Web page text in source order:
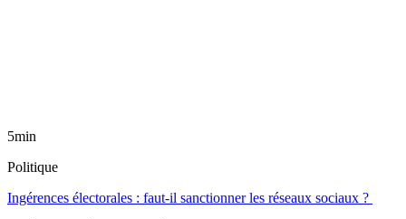
5min
Politique
Ingérences électorales : faut-il sanctionner les réseaux sociaux ?